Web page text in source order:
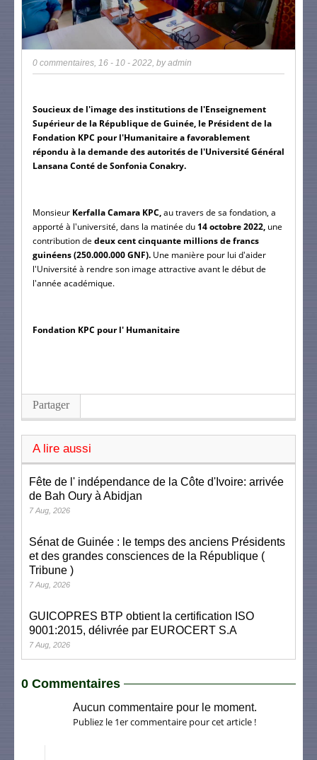
0 commentaires, 16 - 10 - 2022, byadmin
Soucieux de l'image des institutions de l'Enseignement
Supérieur de la République de Guinée, le Président de la
Fondation KPC pour l'Humanitaire a favorablement
répondu à la demande des autorités de l'Université Général
Lansana Conté de Sonfonia Conakry.
Monsieur Kerfalla Camara KPC, au travers de sa fondation, a
apporté à l'université, dans la matinée du 14 octobre 2022, une
contribution de deux cent cinquante millions de francs
guinéens (250.000.000 GNF). Une manière pour lui d'aider
l'Université à rendre son image attractive avant le début de
l'année académique.
Fondation KPC pour l' Humanitaire
Partager
A lire aussi
Fête de l' indépendance de la Côte d'Ivoire: arrivée
de Bah Oury à Abidjan
7 Aug, 2026
Sénat de Guinée : le temps des anciens Présidents
et des grandes consciences de la République (
Tribune )
7 Aug, 2026
GUICOPRES BTP obtient la certification ISO
9001:2015, délivrée par EUROCERT S.A
7 Aug, 2026
0 Commentaires
Aucun commentaire pour le moment.
Publiez le 1er commentaire pour cet article !